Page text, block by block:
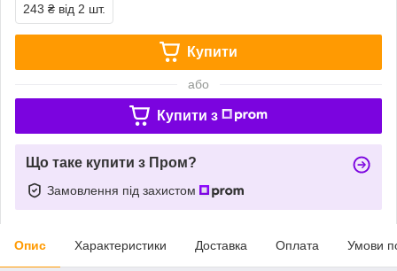
243 ₴ від 2 шт.
Купити
або
Купити з
Що таке купити з Пром?
Замовлення під захистом
Опис Характеристики Доставка Оплата Умови